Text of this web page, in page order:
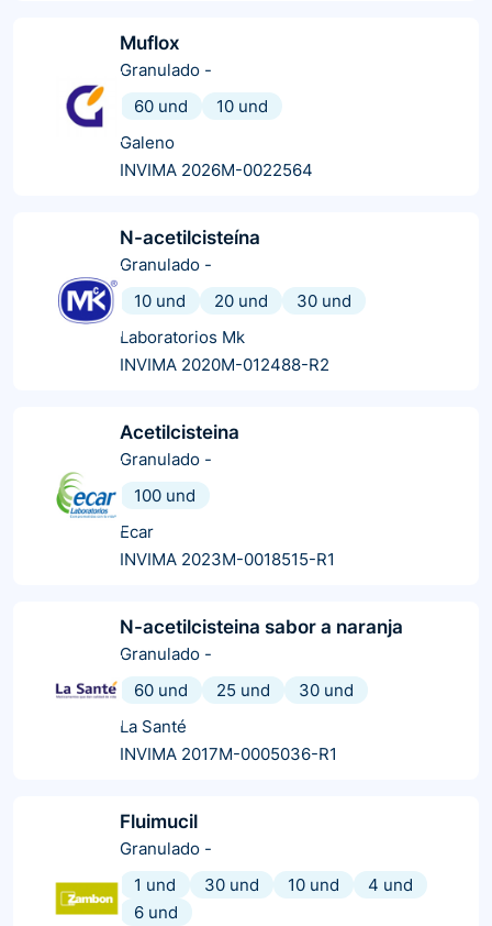
Muflox
Granulado -
60 und
10 und
Galeno
INVIMA 2026M-0022564
N-acetilcisteína
Granulado -
10 und
20 und
30 und
Laboratorios Mk
INVIMA 2020M-012488-R2
Acetilcisteina
Granulado -
100 und
Ecar
INVIMA 2023M-0018515-R1
N-acetilcisteina sabor a naranja
Granulado -
60 und
25 und
30 und
La Santé
INVIMA 2017M-0005036-R1
Fluimucil
Granulado -
1 und
30 und 10 und
4 und
6 und